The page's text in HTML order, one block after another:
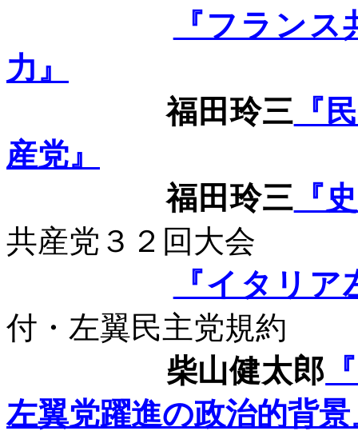
『フラン
力』
福田玲三 『
産党』
福田玲三 『
共産党３２回大会
『イタリ
付・左翼民主党規約
柴山健太郎
左翼党躍進の政治的背景